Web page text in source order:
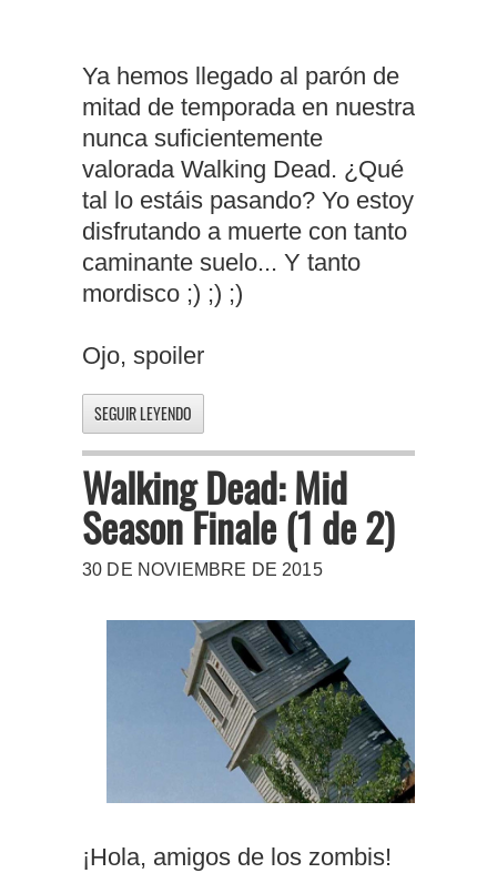
Ya hemos llegado al parón de
mitad de temporada en nuestra
nunca suficientemente
valorada Walking Dead. ¿Qué
tal lo estáis pasando? Yo estoy
disfrutando a muerte con tanto
caminante suelo... Y tanto
mordisco ;) ;) ;)
Ojo, spoiler
SEGUIR LEYENDO
Walking Dead: Mid
Season Finale (1 de 2)
30 DE NOVIEMBRE DE 2015
¡Hola, amigos de los zombis!